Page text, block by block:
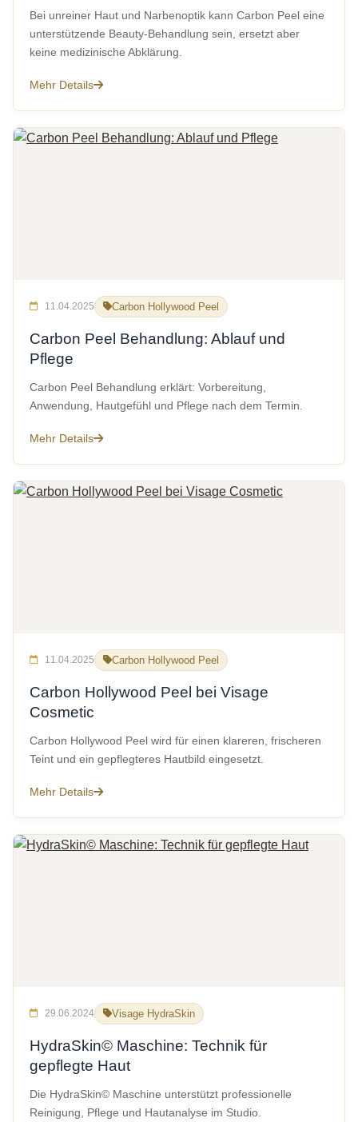
Bei unreiner Haut und Narbenoptik kann Carbon Peel eine
unterstützende Beauty-Behandlung sein, ersetzt aber
keine medizinische Abklärung.
Mehr Details
11.04.2025 Carbon Hollywood Peel
Carbon Peel Behandlung: Ablauf und
Pflege
Carbon Peel Behandlung erklärt: Vorbereitung,
Anwendung, Hautgefühl und Pflege nach dem Termin.
Mehr Details
11.04.2025 Carbon Hollywood Peel
Carbon Hollywood Peel bei Visage
Cosmetic
Carbon Hollywood Peel wird für einen klareren, frischeren
Teint und ein gepflegteres Hautbild eingesetzt.
Mehr Details
29.06.2024 Visage HydraSkin
HydraSkin© Maschine: Technik für
gepflegte Haut
Die HydraSkin© Maschine unterstützt professionelle
Reinigung, Pflege und Hautanalyse im Studio.